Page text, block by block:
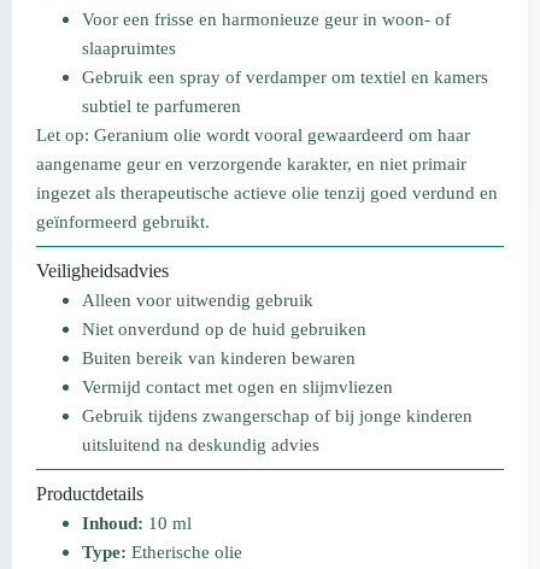
Voor een frisse en harmonieuze geur in woon- of
slaapruimtes
Gebruik een spray of verdamper om textiel en kamers
subtiel te parfumeren
Let op: Geranium olie wordt vooral gewaardeerd om haar
aangename geur en verzorgende karakter, en niet primair
ingezet als therapeutische actieve olie tenzij goed verdund en
geïnformeerd gebruikt.
Veiligheidsadvies
Alleen voor uitwendig gebruik
Niet onverdund op de huid gebruiken
Buiten bereik van kinderen bewaren
Vermijd contact met ogen en slijmvliezen
Gebruik tijdens zwangerschap of bij jonge kinderen
uitsluitend na deskundig advies
Productdetails
Inhoud: 10 ml
Type: Etherische olie